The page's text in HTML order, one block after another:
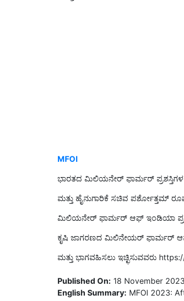
MFOI
ಭಾರತದ ಮಿಲಿಯನೇರ್ ಫಾರ್ಮರ್ ಪ್ರಶಸ್ತಿಗಳ
ಮತ್ತು ಹೈನುಗಾರಿಕೆ ಸಚಿವ ಪರ್ಶೋತ್ತಮ್
ಮಿಲಿಯನೇರ್ ಫಾರ್ಮರ್ ಆಫ್ ಇಂಡಿಯಾ
ಕೃಷಿ ಜಾಗರಣದ ಮಿಲಿನೇಯರ್‌ ಫಾರ್ಮರ್‌ ಆಫ್‌
ಮತ್ತು ಭಾಗವಹಿಸಲು ಇಚ್ಛಿಸುವವರು
Published On: 18 November
English Summary: MFOI 2023: